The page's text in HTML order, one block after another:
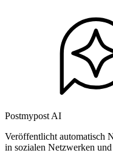
Postmypost AI
Veröffentlicht automatisch
in sozialen Netzwerken